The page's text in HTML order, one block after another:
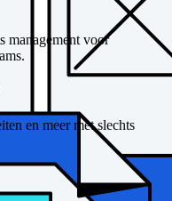
management voor
en meer met slechts